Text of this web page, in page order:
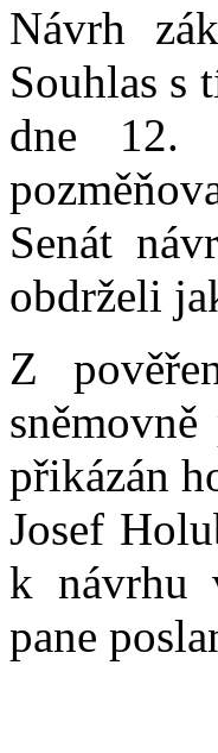
Návrh
Souhlas s
dne 12.
Senát
obdrželi
Z
přikázán
Josef
k návrhu
pane